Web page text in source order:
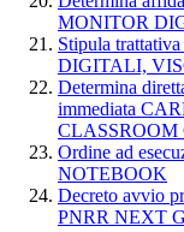
MONITOR
Stipula
DIGITALI,
Determina
immediata
Ordine ad
NOTEBOOK
Decreto avvio
PNRR NEXT